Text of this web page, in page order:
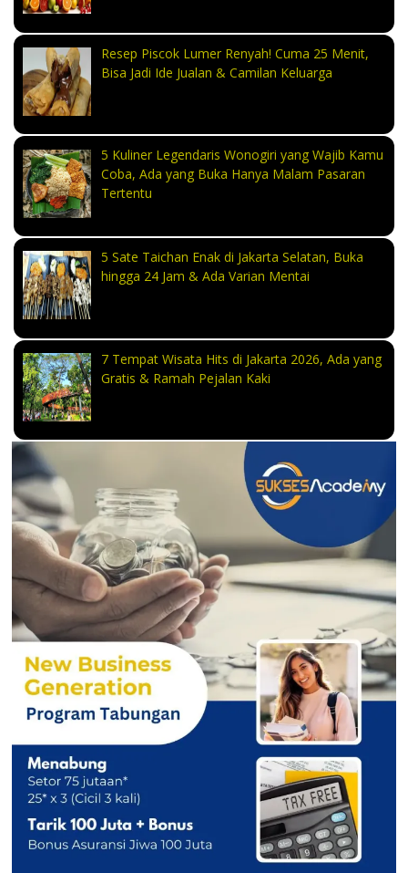
Resep Piscok Lumer Renyah! Cuma 25 Menit,
Bisa Jadi Ide Jualan & Camilan Keluarga
5 Kuliner Legendaris Wonogiri yang Wajib Kamu
Coba, Ada yang Buka Hanya Malam Pasaran
Tertentu
5 Sate Taichan Enak di Jakarta Selatan, Buka
hingga 24 Jam & Ada Varian Mentai
7 Tempat Wisata Hits di Jakarta 2026, Ada yang
Gratis & Ramah Pejalan Kaki